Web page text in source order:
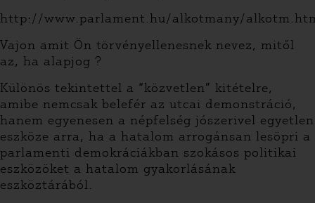
http://www.parlament.hu/alkotmany/
Vajon amit Ön törvényellenesnek nevez, mitől
az, ha alapjog ?
Különös tekintettel a “közvetlen” kitételre,
amibe nemcsak belefér az utcai demonstráció,
hanem egyenesen a népfelség jószerivel egyetlen
eszköze arra, ha a hatalom arrogánsan lesöpri a
parlamenti demokráciákban szokásos politikai
eszközöket a hatalom gyakorlásának
eszköztárából.